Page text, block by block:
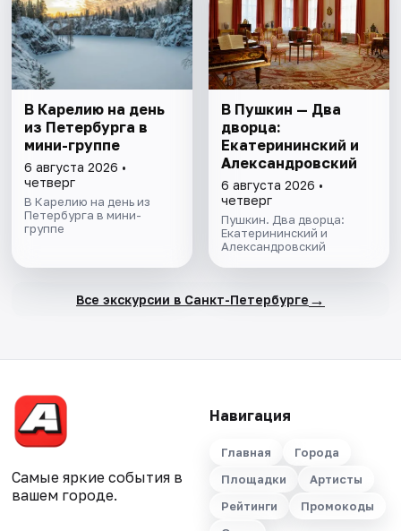
В Карелию на день
из Петербурга в
мини-группе
6 августа 2026 •
четверг
В Карелию на день из
Петербурга в мини-
группе
В Пушкин — Два
дворца:
Екатерининский и
Александровский
6 августа 2026 •
четверг
Пушкин. Два дворца:
Екатерининский и
Александровский
Все экскурсии в Санкт-Петербурге →
Самые яркие события в
вашем городе.
Навигация
Главная
Города
Площадки
Артисты
Рейтинги
Промокоды